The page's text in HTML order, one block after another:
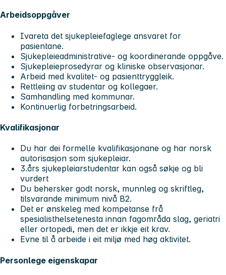
Arbeidsoppgåver
Ivareta det sjukepleiefaglege ansvaret for
pasientane.
Sjukepleieadministrative- og koordinerande oppgåve.
Sjukepleieprosedyrar og kliniske observasjonar.
Arbeid med kvalitet- og pasienttryggleik.
Rettleiing av studentar og kollegaer.
Samhandling med kommunar.
Kontinuerlig forbetringsarbeid.
Kvalifikasjonar
Du har dei formelle kvalifikasjonane og har norsk
autorisasjon som sjukepleiar.
3.års sjukepleiarstudentar kan også søkje og bli
vurdert
Du behersker godt norsk, munnleg og skriftleg,
tilsvarande minimum nivå B2.
Det er ønskeleg med kompetanse frå
spesialisthelsetenesta innan fagområda slag, geriatri
eller ortopedi, men det er ikkje eit krav.
Evne til å arbeide i eit miljø med høg aktivitet.
Personlege eigenskapar